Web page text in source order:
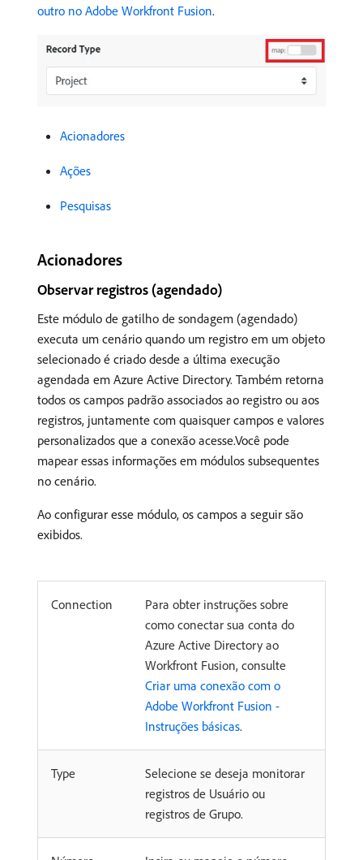
outro no Adobe Workfront Fusion.
Acionadores
Ações
Pesquisas
Acionadores
Observar registros (agendado)
Este módulo de gatilho de sondagem (agendado)
executa um cenário quando um registro em um objeto
selecionado é criado desde a última execução
agendada em Azure Active Directory. Também retorna
todos os campos padrão associados ao registro ou aos
registros, juntamente com quaisquer campos e valores
personalizados que a conexão acesse.Você pode
mapear essas informações em módulos subsequentes
no cenário.
Ao configurar esse módulo, os campos a seguir são
exibidos.
Connection
Para obter instruções sobre
como conectar sua conta do
Azure Active Directory ao
Workfront Fusion, consulte
Criar uma conexão com o
Adobe Workfront Fusion -
Instruções básicas.
Type
Selecione se deseja monitorar
registros de Usuário ou
registros de Grupo.